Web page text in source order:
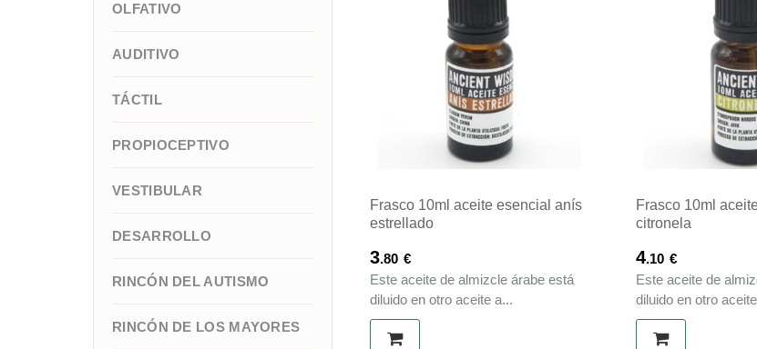
OLFATIVO
AUDITIVO
TÁCTIL
PROPIOCEPTIVO
VESTIBULAR
DESARROLLO
RINCÓN DEL AUTISMO
RINCÓN DE LOS MAYORES
Frasco 10ml aceite esencial anís
estrellado
3.80 €
Este aceite de almizcle árabe está
diluido en otro aceite a...
Frasco 10ml
citronela
4.10 €
Este aceite de
diluido en otro